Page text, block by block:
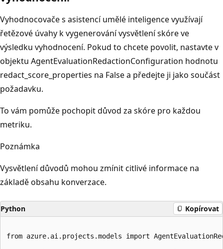
Vyhodnocovače s asistencí umělé inteligence využívají
řetězové úvahy k vygenerování vysvětlení skóre ve
výsledku vyhodnocení. Pokud to chcete povolit, nastavte v
objektu AgentEvaluationRedactionConfiguration hodnotu
redact_score_properties na False a předejte ji jako součást
požadavku.
To vám pomůže pochopit důvod za skóre pro každou
metriku.
Poznámka
Vysvětlení důvodů mohou zmínit citlivé informace na
základě obsahu konverzace.
Python Kopírovat
from azure.ai.projects.models import